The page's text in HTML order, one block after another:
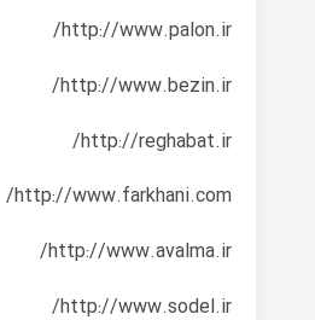
http://www.palon.ir/
http://www.bezin.ir/
http://reghabat.ir/
http://www.farkhani.com/
http://www.avalma.ir/
http://www.sodel.ir/